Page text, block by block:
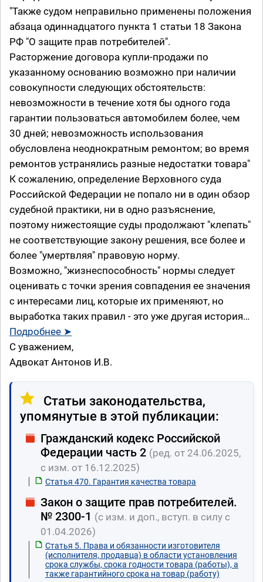
"Также судом неправильно применены положения
абзаца одиннадцатого пункта 1 статьи 18 Закона
РФ "О защите прав потребителей".
Расторжение договора купли-продажи по
указанному основанию возможно при наличии
совокупности следующих обстоятельств:
невозможности в течение хотя бы одного года
гарантии пользоваться автомобилем более, чем
30 дней; невозможность использования
обусловлена неоднократным ремонтом; во время
ремонтов устранялись разные недостатки товара"
К сожалению, определение Верховного суда
Российской Федерации не попало ни в один обзор
судебной практики, ни в одно разъяснение,
поэтому нижестоящие суды продолжают "клепать"
не соответствующие закону решения, все более и
более "умертвляя" правовую норму.
Возможно, "жизнеспособность" нормы следует
оценивать с точки зрения совпадения ее значения
с интересами лиц, которые их применяют, но
выработка таких правил - это уже другая история…
Подробнее ➤
С уважением,
Адвокат Антонов И.В.
Статьи законодательства,
упомянутые в этой публикации:
Гражданский кодекс Российской
Федерации часть 2 (ред. от 24.06.2025,
с изм. от 16.12.2025)
Статья 470. Гарантия качества товара
Закон о защите прав потребителей.
№ 2300-1 (с изм. и доп., вступ. в силу с
01.04.2026)
Статья 5. Права и обязанности изготовителя
(исполнителя, продавца) в области установления
срока службы, срока годности товара (работы), а
также гарантийного срока на товар (работу)